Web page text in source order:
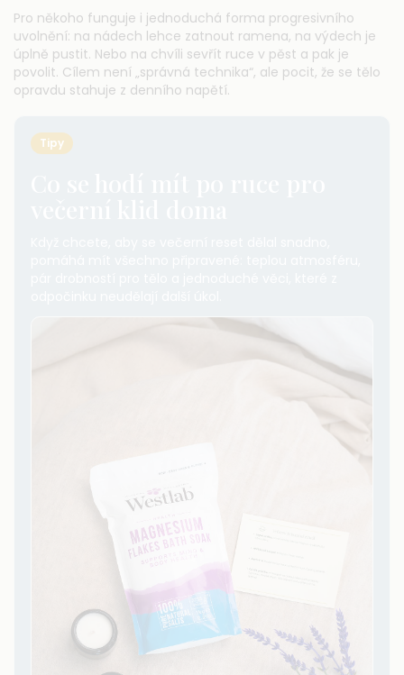
Pro někoho funguje i jednoduchá forma progresivního
uvolnění: na nádech lehce zatnout ramena, na výdech je
úplně pustit. Nebo na chvíli sevřít ruce v pěst a pak je
povolit. Cílem není „správná technika“, ale pocit, že se tělo
opravdu stahuje z denního napětí.
Tipy